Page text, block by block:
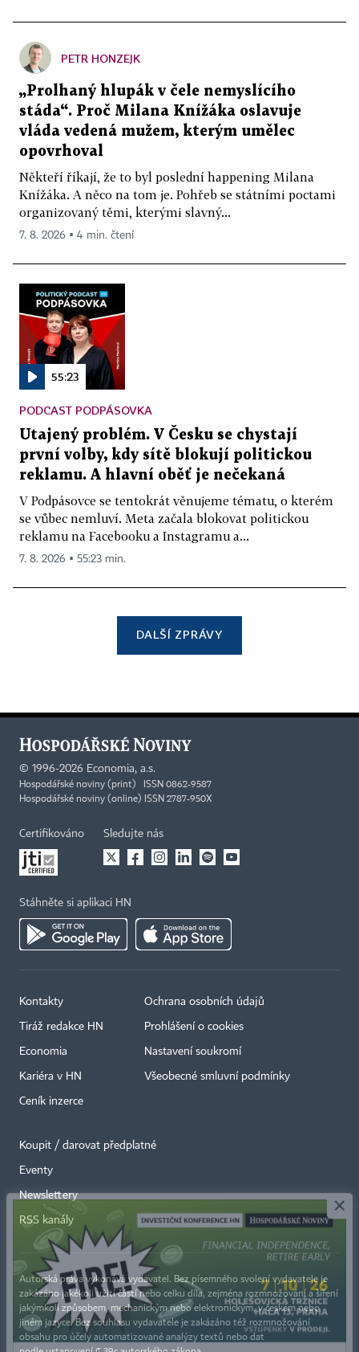
PETR HONZEJK
„Prolhaný hlupák v čele nemyslícího
stáda“. Proč Milana Knížáka oslavuje
vláda vedená mužem, kterým umělec
opovrhoval
Někteří říkají, že to byl poslední happening Milana
Knížáka. A něco na tom je. Pohřeb se státními poctami
organizovaný těmi, kterými slavný...
7. 8. 2026 ▪ 4 min. čtení
55:23
PODCAST PODPÁSOVKA
Utajený problém. V Česku se chystají
první volby, kdy sítě blokují politickou
reklamu. A hlavní oběť je nečekaná
V Podpásovce se tentokrát věnujeme tématu, o kterém
se vůbec nemluví. Meta začala blokovat politickou
reklamu na Facebooku a Instagramu a...
7. 8. 2026 ▪ 55:23 min.
DALŠÍ ZPRÁVY
© 1996-2026 Economia, a.s.
Hospodářské noviny (print) ISSN 0862-9587
Hospodářské noviny (online) ISSN 2787-950X
Certifikováno Sledujte nás
Stáhněte si aplikaci HN
Kontakty
Tiráž redakce HN
Economia
Kariéra v HN
Ceník inzerce
Ochrana osobních údajů
Prohlášení o cookies
Nastavení soukromí
Všeobecné smluvní podmínky
Koupit / darovat předplatné
Eventy
Newslettery
RSS kanály
Autorská práva vykonává vydavatel. Bez písemného svolení vydavatele je
zakázáno jakékoli užití částí nebo celku díla, zejména rozmnožování a šíření
jakýmkoli způsobem, mechanickým nebo elektronickým, v českém nebo
jiném jazyce. Bez souhlasu vydavatele je zakázáno též rozmnožování
obsahu pro účely automatizované analýzy textů nebo dat